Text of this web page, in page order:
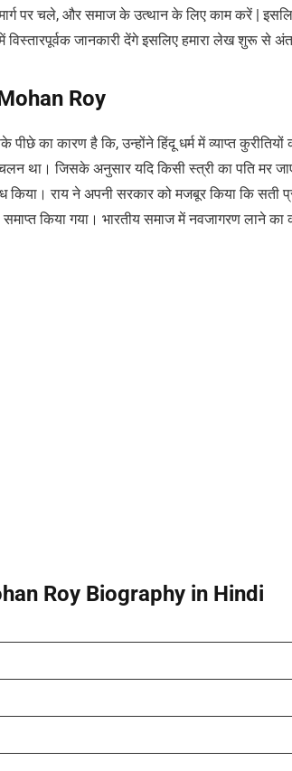
पर चले, और समाज के उत्थान के लिए काम करें |
विस्तारपूर्वक जानकारी देंगे इसलिए हमारा लेख शुरू से
Roy
का कारण है कि, उन्होंने हिंदू धर्म में व्याप्त कुरीतियों
था। जिसके अनुसार यदि किसी स्त्री का पति मर
किया। राय ने अपनी सरकार को मजबूर किया कि सती
किया गया। भारतीय समाज में नवजागरण लाने का
Roy Biography in Hindi